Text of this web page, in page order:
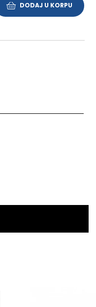
DODAJ U KORPU